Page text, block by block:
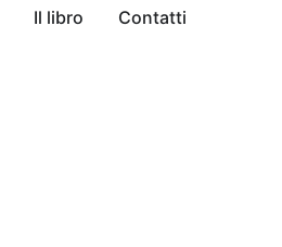
Il libro
Contatti